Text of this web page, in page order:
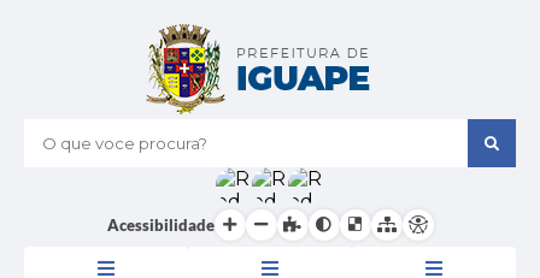
O que voce procura?
Acessibilidade